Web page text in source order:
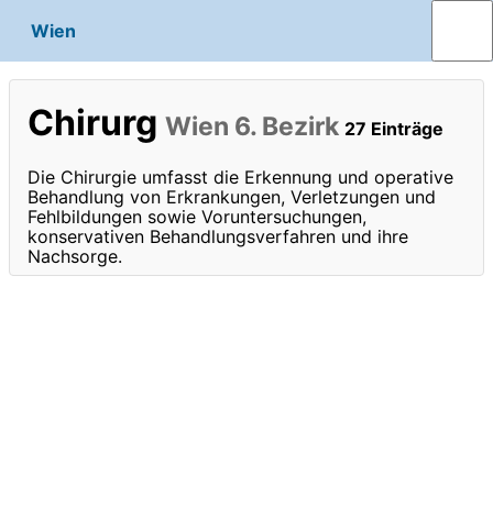
Wien
Chirurg Wien 6. Bezirk 27 Einträge
Die Chirurgie umfasst die Erkennung und operative
Behandlung von Erkrankungen, Verletzungen und
Fehlbildungen sowie Voruntersuchungen,
konservativen Behandlungsverfahren und ihre
Nachsorge.